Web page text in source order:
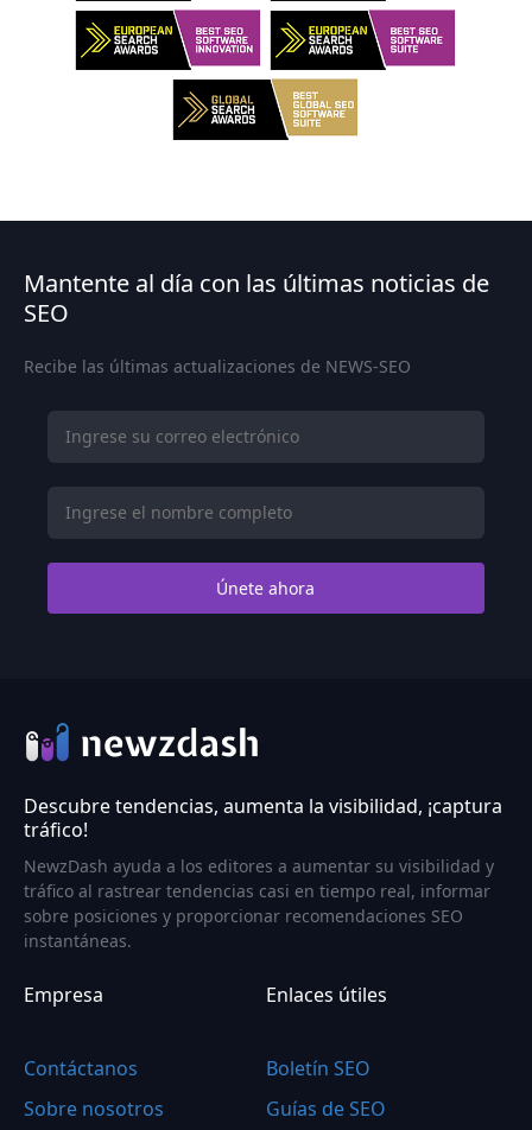
Mantente al día con las últimas noticias de
SEO
Recibe las últimas actualizaciones de NEWS-SEO
Descubre tendencias, aumenta la visibilidad, ¡captura
tráfico!
NewzDash ayuda a los editores a aumentar su visibilidad y
tráfico al rastrear tendencias casi en tiempo real, informar
sobre posiciones y proporcionar recomendaciones SEO
instantáneas.
Empresa
Contáctanos
Sobre nosotros
Enlaces útiles
Boletín SEO
Guías de SEO